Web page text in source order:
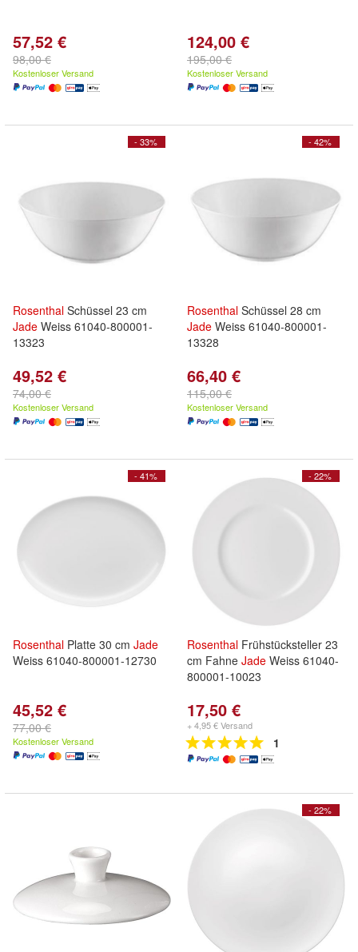
57,52 €
98,00 €
Kostenloser Versand
124,00 €
195,00 €
Kostenloser Versand
- 33%
Rosenthal Schüssel 23 cm
Jade Weiss 61040-800001-
13323
49,52 €
74,00 €
Kostenloser Versand
- 42%
Rosenthal Schüssel 28 cm
Jade Weiss 61040-800001-
13328
66,40 €
115,00 €
Kostenloser Versand
- 41%
Rosenthal Platte 30 cm Jade
Weiss 61040-800001-12730
45,52 €
77,00 €
Kostenloser Versand
- 22%
Rosenthal Frühstücksteller 23
cm Fahne Jade Weiss 61040-
800001-10023
17,50 €
+ 4,95 € Versand
1
- 22%